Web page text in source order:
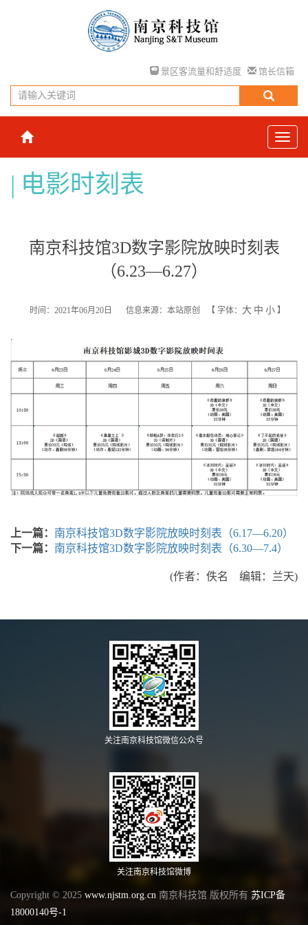
景区客流量和舒适度 馆长信箱
电影时刻表
南京科技馆3D数字影院放映时刻表
（6.23—6.27）
时间：2021年06月20日 信息来源：本站原创 【 字体： 大 中 小 】
上一篇： 南京科技馆3D数字影院放映时刻表（6.17—6.20）
下一篇： 南京科技馆3D数字影院放映时刻表（6.30—7.4）
(作者：佚名 编辑：兰天)
关注南京科技馆微信公众号
关注南京科技馆微博
Copyright © 2025 www.njstm.org.cn 南京科技馆 版权所有 苏ICP备
18000140号-1